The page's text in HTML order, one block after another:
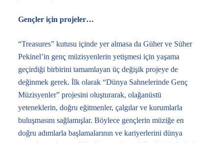
Gençler için projeler…
“Treasures” kutusu içinde yer almasa da Güher ve Süher
Pekinel’in genç müzisyenlerin yetişmesi için yaşama
geçirdiği birbirini tamamlayan üç değişik projeye de
değinmek gerek. İlk olarak “Dünya Sahnelerinde Genç
Müzisyenler” projesini oluşturarak, olağanüstü
yeteneklerin, doğru eğitmenler, çalgılar ve kurumlarla
buluşmasını sağlamışlar. Böylece gençlerin müziğe en
doğru adımlarla başlamalarının ve kariyerlerini dünya